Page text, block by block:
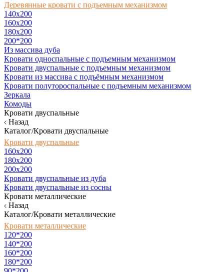
Деревянные кровати с подъемным механизмом
140x200
160х200
180х200
200*200
Из массива дуба
Кровати односпальные с подъемным механизмом
Кровати двуспальные с подъемным механизмом
Кровати из массива с подъёмным механизмом
Кровати полутороспальные с подъемным механизмом
Зеркала
Комоды
Кровати двуспальные
Назад
Каталог/Кровати двуспальные
Кровати двуспальные
160х200
180x200
200x200
Кровати двуспальные из дуба
Кровати двуспальные из сосны
Кровати металлические
Назад
Каталог/Кровати металлические
Кровати металлические
120*200
140*200
160*200
180*200